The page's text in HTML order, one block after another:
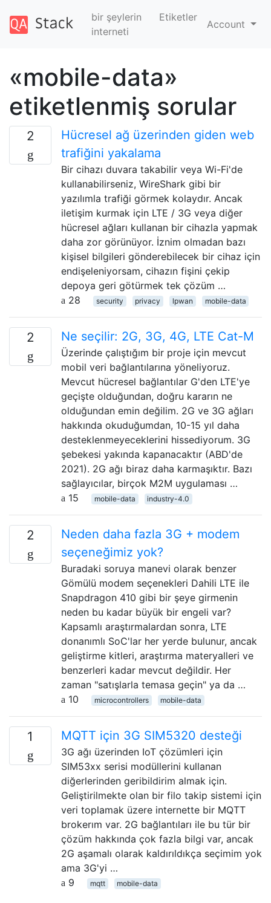
bir şeylerin
interneti
Etiketler
Account
«mobile-data»
etiketlenmiş sorular
2
Hücresel ağ üzerinden giden web
trafiğini yakalama
Bir cihazı duvara takabilir veya Wi-Fi'de
kullanabilirseniz, WireShark gibi bir
yazılımla trafiği görmek kolaydır. Ancak
iletişim kurmak için LTE / 3G veya diğer
hücresel ağları kullanan bir cihazla yapmak
daha zor görünüyor. İznim olmadan bazı
kişisel bilgileri gönderebilecek bir cihaz için
endişeleniyorsam, cihazın fişini çekip
depoya geri götürmek tek çözüm …
28
security privacy lpwan mobile-data
2 Ne seçilir: 2G, 3G, 4G, LTE Cat-M
Üzerinde çalıştığım bir proje için mevcut
mobil veri bağlantılarına yöneliyoruz.
Mevcut hücresel bağlantılar G'den LTE'ye
geçişte olduğundan, doğru kararın ne
olduğundan emin değilim. 2G ve 3G ağları
hakkında okuduğumdan, 10-15 yıl daha
desteklenmeyeceklerini hissediyorum. 3G
şebekesi yakında kapanacaktır (ABD'de
2021). 2G ağı biraz daha karmaşıktır. Bazı
sağlayıcılar, birçok M2M uygulaması …
15
mobile-data industry-4.0
2
Neden daha fazla 3G + modem
seçeneğimiz yok?
Buradaki soruya manevi olarak benzer
Gömülü modem seçenekleri Dahili LTE ile
Snapdragon 410 gibi bir şeye girmenin
neden bu kadar büyük bir engeli var?
Kapsamlı araştırmalardan sonra, LTE
donanımlı SoC'lar her yerde bulunur, ancak
geliştirme kitleri, araştırma materyalleri ve
benzerleri kadar mevcut değildir. Her
zaman "satışlarla temasa geçin" ya da …
10
microcontrollers mobile-data
1 MQTT için 3G SIM5320 desteği
3G ağı üzerinden IoT çözümleri için
SIM53xx serisi modüllerini kullanan
diğerlerinden geribildirim almak için.
Geliştirilmekte olan bir filo takip sistemi için
veri toplamak üzere internette bir MQTT
brokerım var. 2G bağlantıları ile bu tür bir
çözüm hakkında çok fazla bilgi var, ancak
2G aşamalı olarak kaldırıldıkça seçimim yok
ama 3G'yi …
9
mqtt mobile-data